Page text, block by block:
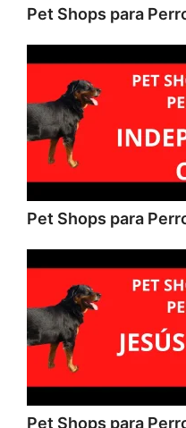
Pet Shops para
Pet Shops para
Pet Shops para